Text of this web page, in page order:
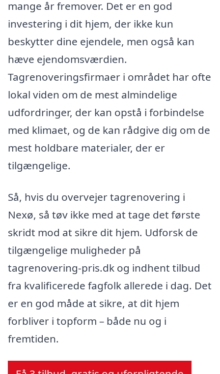
mange år fremover. Det er en god
investering i dit hjem, der ikke kun
beskytter dine ejendele, men også kan
hæve ejendomsværdien.
Tagrenoveringsfirmaer i området har ofte
lokal viden om de mest almindelige
udfordringer, der kan opstå i forbindelse
med klimaet, og de kan rådgive dig om de
mest holdbare materialer, der er
tilgængelige.
Så, hvis du overvejer tagrenovering i
Nexø, så tøv ikke med at tage det første
skridt mod at sikre dit hjem. Udforsk de
tilgængelige muligheder på
tagrenovering-pris.dk og indhent tilbud
fra kvalificerede fagfolk allerede i dag. Det
er en god måde at sikre, at dit hjem
forbliver i topform – både nu og i
fremtiden.